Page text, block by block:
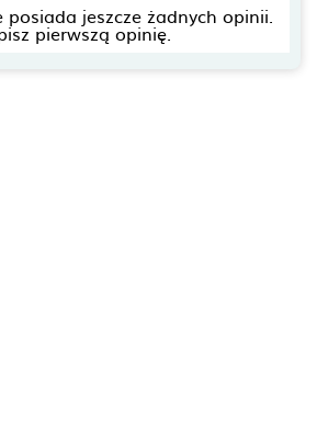
posiada jeszcze żadnych opinii.
pierwszą opinię.